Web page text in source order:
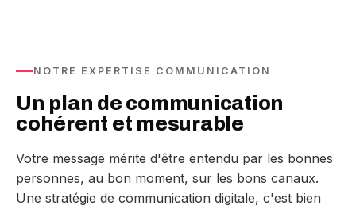
NOTRE EXPERTISE COMMUNICATION
Un plan de communication
cohérent et mesurable
Votre message mérite d'être entendu par les bonnes
personnes, au bon moment, sur les bons canaux.
Une stratégie de communication digitale, c'est bien